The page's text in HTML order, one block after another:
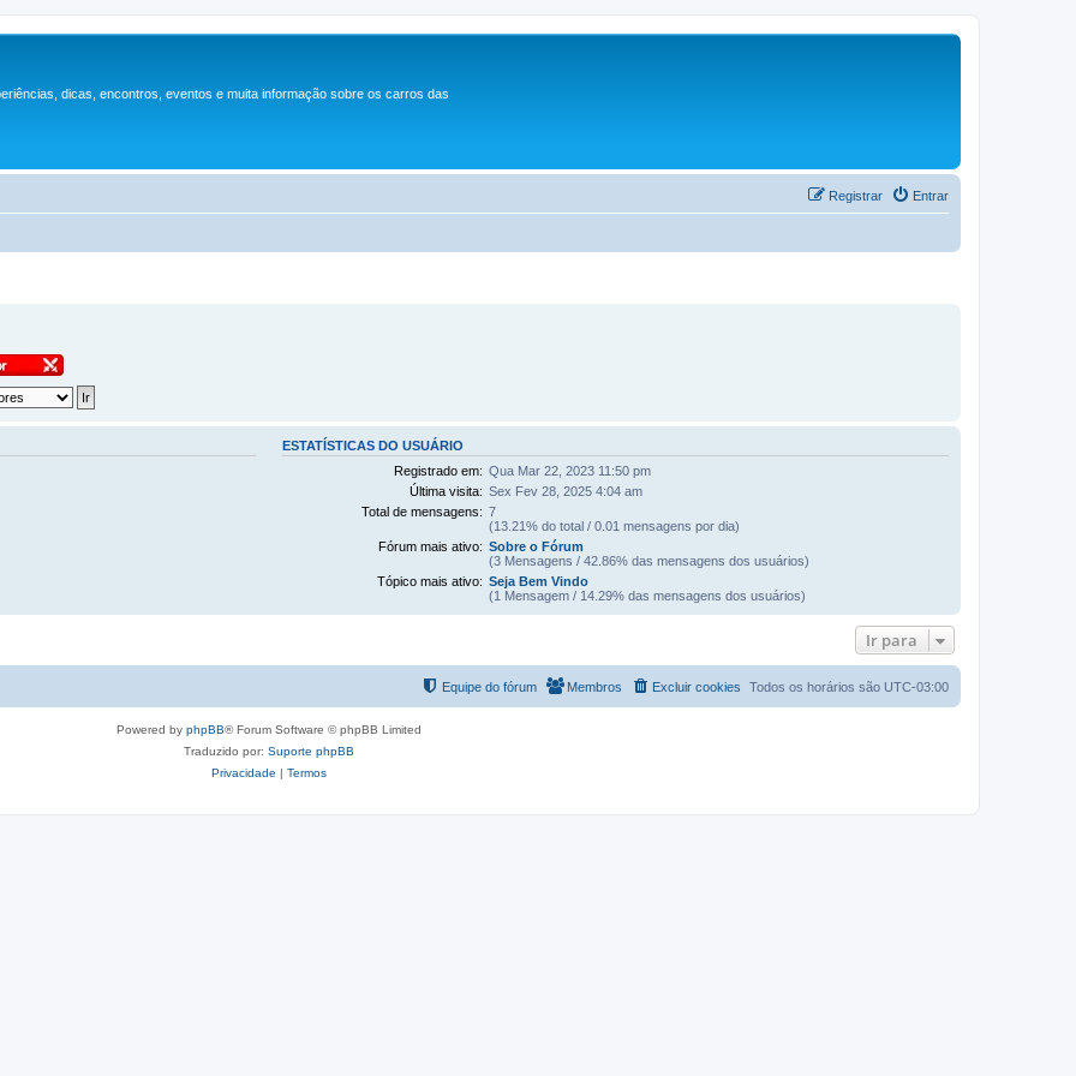
dicas, encontros, eventos e muita informação sobre os carros das
Entrar
Registrar
ESTATÍSTICAS DO USUÁRIO
Registrado em: Qua Mar 22, 2023 11:50 pm
Última visita: Sex Fev 28, 2025 4:04 am
Total de mensagens: 7
(13.21% do total / 0.01 mensagens por dia)
Fórum mais ativo: Sobre o Fórum
(3 Mensagens / 42.86% das mensagens dos usuários)
Tópico mais ativo: Seja Bem Vindo
(1 Mensagem / 14.29% das mensagens dos usuários)
Ir para
Todos os horários são UTC-03:00
Excluir cookies
Membros
Equipe do fórum
Powered by phpBB® Forum Software © phpBB Limited
Traduzido por: Suporte phpBB
Privacidade | Termos